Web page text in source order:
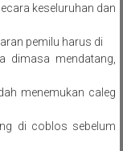
keseluruhan dan
pemilu harus di
dimasa mendatang,
menemukan caleg
di coblos sebelum